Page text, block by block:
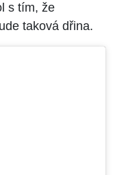
s tím, že
taková dřina.